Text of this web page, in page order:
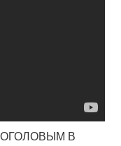
В